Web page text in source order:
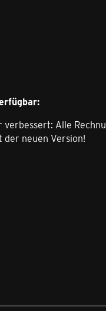
Alle
der neuen Version!